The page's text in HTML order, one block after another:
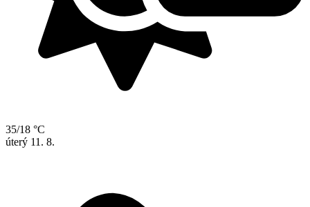
35/18 °C
úterý 11. 8.